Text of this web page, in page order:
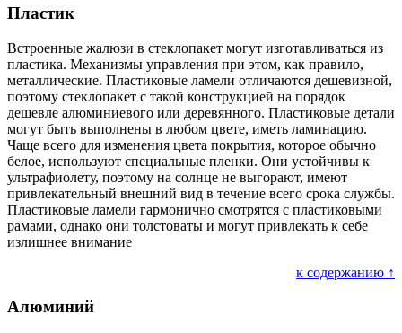
Пластик
Встроенные жалюзи в стеклопакет могут изготавливаться из
пластика. Механизмы управления при этом, как правило,
металлические. Пластиковые ламели отличаются дешевизной,
поэтому стеклопакет с такой конструкцией на порядок
дешевле алюминиевого или деревянного. Пластиковые детали
могут быть выполнены в любом цвете, иметь ламинацию.
Чаще всего для изменения цвета покрытия, которое обычно
белое, используют специальные пленки. Они устойчивы к
ультрафиолету, поэтому на солнце не выгорают, имеют
привлекательный внешний вид в течение всего срока службы.
Пластиковые ламели гармонично смотрятся с пластиковыми
рамами, однако они толстоваты и могут привлекать к себе
излишнее внимание
к содержанию ↑
Алюминий